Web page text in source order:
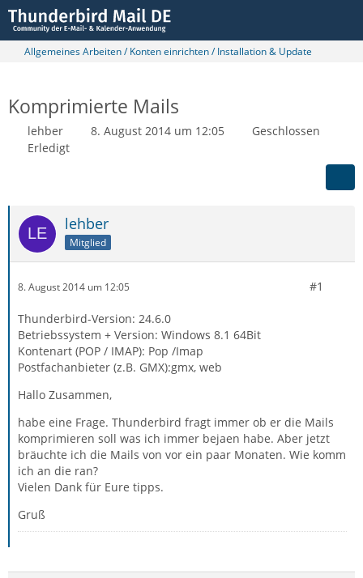
Allgemeines Arbeiten / Konten einrichten / Installation & Update
Komprimierte Mails
lehber 8. August 2014 um 12:05
Geschlossen
Erledigt
lehber
Mitglied
8. August 2014 um 12:05 #1
Thunderbird-Version: 24.6.0
Betriebssystem + Version: Windows 8.1 64Bit
Kontenart (POP / IMAP): Pop /Imap
Postfachanbieter (z.B. GMX):gmx, web
Hallo Zusammen,
habe eine Frage. Thunderbird fragt immer ob er die Mails
komprimieren soll was ich immer bejaen habe. Aber jetzt
bräuchte ich die Mails von vor ein paar Monaten. Wie komm
ich an die ran?
Vielen Dank für Eure tipps.
Gruß